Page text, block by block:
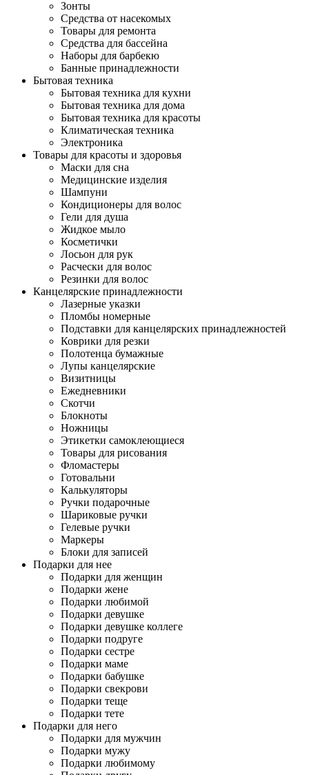
Зонты
Средства от насекомых
Товары для ремонта
Средства для бассейна
Наборы для барбекю
Банные принадлежности
Бытовая техника
Бытовая техника для кухни
Бытовая техника для дома
Бытовая техника для красоты
Климатическая техника
Электроника
Товары для красоты и здоровья
Маски для сна
Медицинские изделия
Шампуни
Кондиционеры для волос
Гели для душа
Жидкое мыло
Косметички
Лосьон для рук
Расчески для волос
Резинки для волос
Канцелярские принадлежности
Лазерные указки
Пломбы номерные
Подставки для канцелярских принадлежностей
Коврики для резки
Полотенца бумажные
Лупы канцелярские
Визитницы
Ежедневники
Скотчи
Блокноты
Ножницы
Этикетки самоклеющиеся
Товары для рисования
Фломастеры
Готовальни
Калькуляторы
Ручки подарочные
Шариковые ручки
Гелевые ручки
Маркеры
Блоки для записей
Подарки для нее
Подарки для женщин
Подарки жене
Подарки любимой
Подарки девушке
Подарки девушке коллеге
Подарки подруге
Подарки сестре
Подарки маме
Подарки бабушке
Подарки свекрови
Подарки теще
Подарки тете
Подарки для него
Подарки для мужчин
Подарки мужу
Подарки любимому